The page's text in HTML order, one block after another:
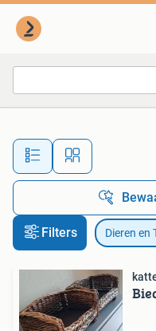
Alle
Filters Dieren en